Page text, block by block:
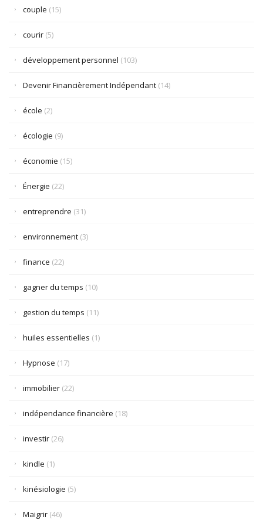
couple (15)
courir (5)
développement personnel (103)
Devenir Financièrement Indépendant (14)
école (2)
écologie (9)
économie (15)
Énergie (22)
entreprendre (31)
environnement (3)
finance (22)
gagner du temps (10)
gestion du temps (11)
huiles essentielles (1)
Hypnose (17)
immobilier (22)
indépendance financière (18)
investir (26)
kindle (1)
kinésiologie (5)
Maigrir (46)